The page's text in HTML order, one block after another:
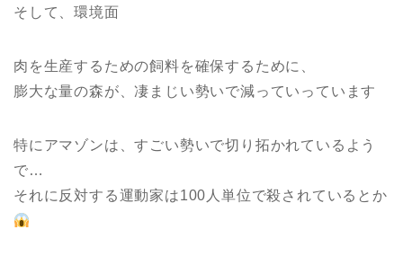
そして、環境面
肉を生産するための飼料を確保するために、
膨大な量の森が、凄まじい勢いで減っていっています
特にアマゾンは、すごい勢いで切り拓かれているよう
で…
それに反対する運動家は100人単位で殺されているとか